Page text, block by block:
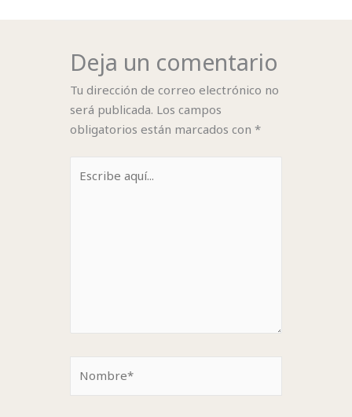
Deja un comentario
Tu dirección de correo electrónico no
será publicada. Los campos
obligatorios están marcados con *
aquí...